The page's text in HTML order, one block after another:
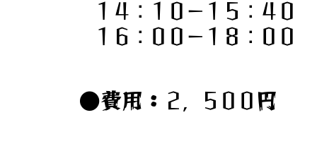
１４：１０－１５：４０
​１６：００－１８：００
●費用： ２，５００ 円